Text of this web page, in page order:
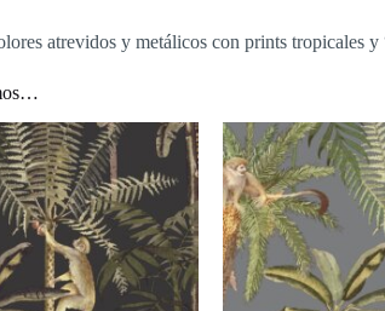
atrevidos y metálicos con prints tropicales y